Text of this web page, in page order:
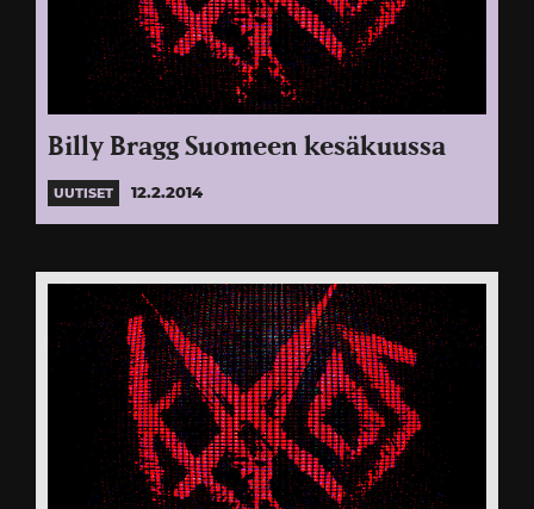
Billy Bragg Suomeen kesäkuussa
UUTISET 12.2.2014